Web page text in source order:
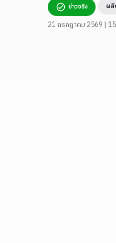
ข่าวจริง ผ
21 กรกฎาคม 2569 |